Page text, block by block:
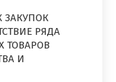
ЗАКУПОК
РЯДА
ТОВАРОВ
И